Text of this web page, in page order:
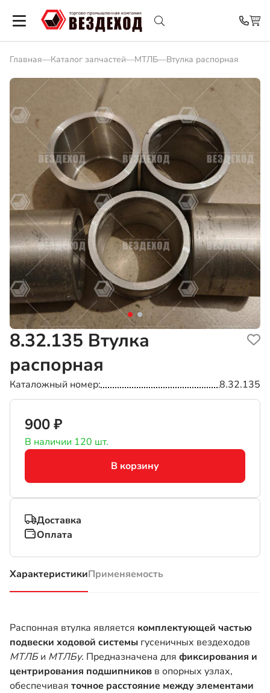
Главная—Каталог запчастей—МТЛБ—Втулка распорная
8.32.135 Втулка
распорная
Каталожный номер 8.32.135
900 ₽
В наличии 120 шт.
В корзину
Доставка
Оплата
Характеристики
(активная вкладка)
Применяемость
Распонная втулка является комплектующей частью
подвески ходовой системы гусеничных вездеходов
МТЛБи МТЛБу. Предназначена для фиксирования и
центрирования подшипников в опорных узлах,
обеспечивая точное расстояние между элементами